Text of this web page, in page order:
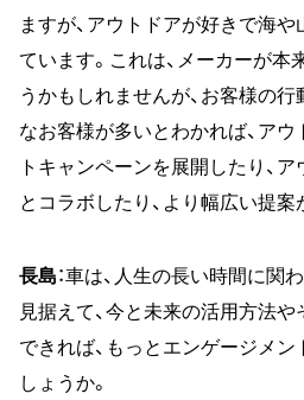
ますが、アウトドアが好きで海
ています。これは、メーカーが本
うかもしれませんが、お客様の行
なお客様が多いとわかれば、ア
トキャンペーンを展開したり、
とコラボしたり、より幅広い提案
長島：車は、人生の長い時間に関
見据えて、今と未来の活用方法
できれば、もっとエンゲージメ
しょうか。